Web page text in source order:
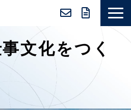
ス＆トピックス
会社紹介
導入事例
文化をつく